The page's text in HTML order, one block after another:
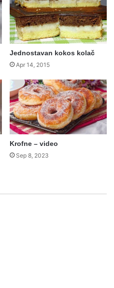
Jednostavan kokos kolač
Apr 14, 2015
Krofne – video
Sep 8, 2023